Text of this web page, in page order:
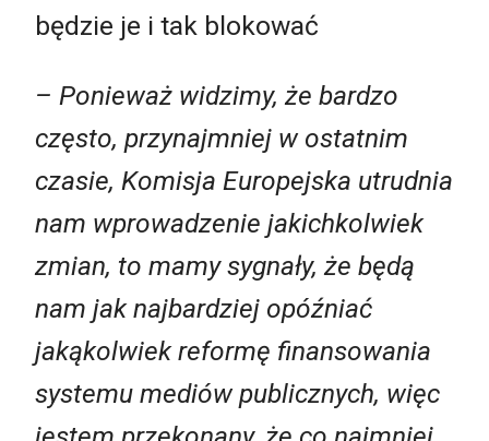
będzie je i tak blokować
– Ponieważ widzimy, że bardzo
często, przynajmniej w ostatnim
czasie, Komisja Europejska utrudnia
nam wprowadzenie jakichkolwiek
zmian, to mamy sygnały, że będą
nam jak najbardziej opóźniać
jakąkolwiek reformę finansowania
systemu mediów publicznych, więc